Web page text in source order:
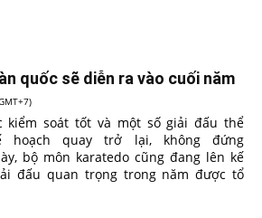
quốc sẽ diễn ra vào cuối năm
kiểm soát tốt và một số giải đấu thể
hoạch quay trở lại, không đứng
bộ môn karatedo cũng đang lên kế
đấu quan trọng trong năm được tổ